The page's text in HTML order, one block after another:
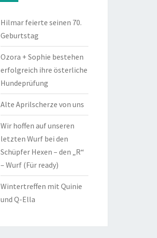
Hilmar feierte seinen 70.
Geburtstag
Ozora + Sophie bestehen
erfolgreich ihre österliche
Hundeprüfung
Alte Aprilscherze von uns
Wir hoffen auf unseren
letzten Wurf bei den
Schüpfer Hexen – den „R“
– Wurf (Für ready)
Wintertreffen mit Quinie
und Q-Ella